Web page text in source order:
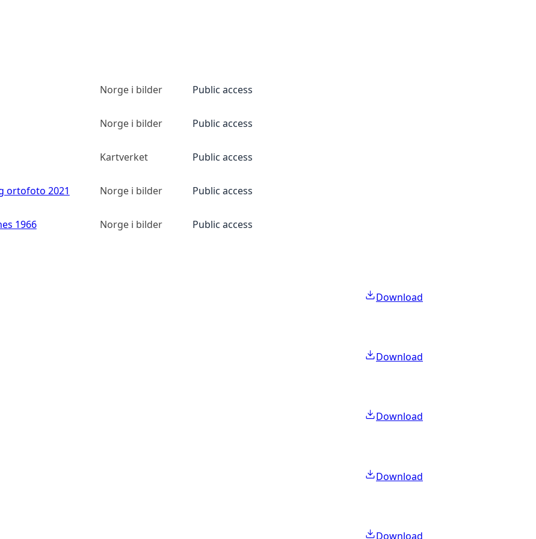
Norge i bilder Public access
Norge i bilder Public access
Kartverket Public access
ortofoto 2021 Norge i bilder Public access
1966 Norge i bilder Public access
Download
Download
Download
Download
Download